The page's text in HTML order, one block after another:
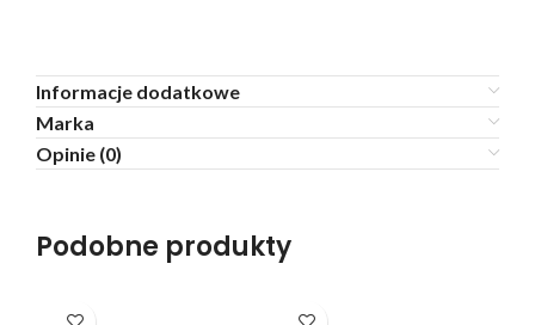
Informacje dodatkowe
Marka
Opinie (0)
Podobne produkty